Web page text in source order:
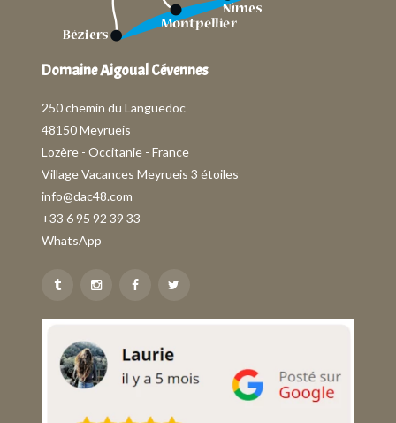
Domaine Aigoual Cévennes
250 chemin du Languedoc
48150 Meyrueis
Lozère - Occitanie - France
Village Vacances Meyrueis 3 étoiles
info@dac48.com
+33 6 95 92 39 33
WhatsApp